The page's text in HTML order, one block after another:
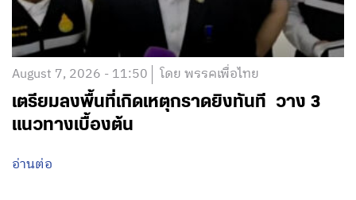
August 7, 2026 - 11:50 โดย พรรคเพื่อไทย
เตรียมลงพื้นที่เกิดเหตุกราดยิงทันที วาง 3
แนวทางเบื้องต้น
อ่านต่อ